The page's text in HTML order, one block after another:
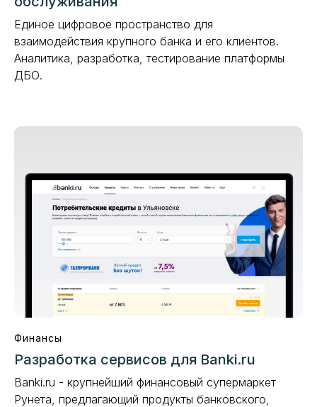
Единое цифровое пространство для
взаимодействия крупного банка и его клиентов.
Аналитика, разработка, тестирование платформы
ДБО.
Финансы
Разработка сервисов для Banki.ru
Banki.ru - крупнейший финансовый супермаркет
Рунета, предлагающий продукты банковского,